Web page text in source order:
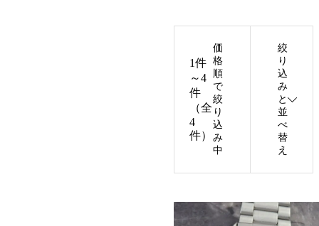
1件
～4
件
（全
4
件）
価
格
順
で
絞
り
込
み
中
絞
り
込
み
と
並
べ
替
え